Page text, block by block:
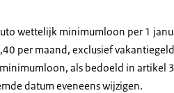
wettelijk minimumloon per 1
per maand, exclusief
als bedoeld in artikel
datum eveneens wijzigen.